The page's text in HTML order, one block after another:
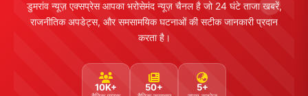
डुमरांव न्यूज़ एक्सप्रेस आपका भरोसेमंद न्यूज़ चैनल है जो 24 घंटे ताजा खबरें,
राजनीतिक अपडेट्स, और समसामयिक घटनाओं की सटीक जानकारी प्रदान
करता है।
10K+ 50+ 5+